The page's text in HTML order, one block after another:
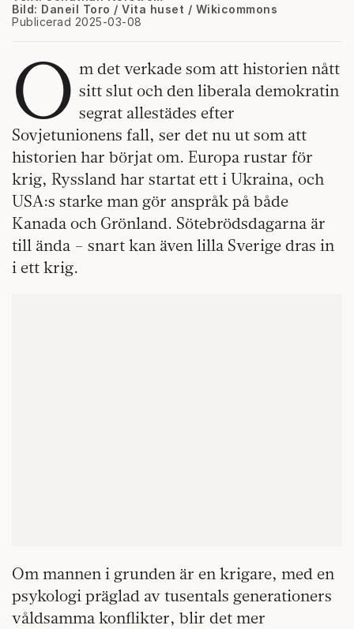
Publicerad 2025-03-08
Bild: Daneil Toro / Vita huset / Wikicommons
O m det verkade som att historien nått
sitt slut och den liberala demokratin
segrat allestädes efter
Sovjetunionens fall, ser det nu ut som att
historien har börjat om. Europa rustar för
krig, Ryssland har startat ett i Ukraina, och
USA:s starke man gör anspråk på både
Kanada och Grönland. Sötebrödsdagarna är
till ända – snart kan även lilla Sverige dras in
i ett krig.
Om mannen i grunden är en krigare, med en
psykologi präglad av tusentals generationers
våldsamma konflikter, blir det mer